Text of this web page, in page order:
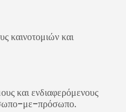
καινοτομιών και
και ενδιαφερόμενους
με-πρόσωπο.